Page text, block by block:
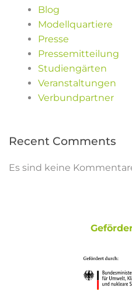
Blog
Modellquartiere
Presse
Pressemitteilung
Studiengärten
Veranstaltungen
Verbundpartner
Recent Comments
Es sind keine